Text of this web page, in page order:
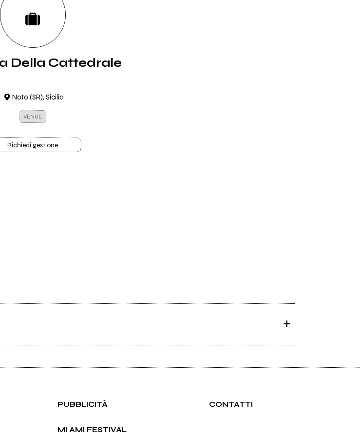
Della Cattedrale
Noto (SR), Sicilia
VENUE
Richiedi gestione
PUBBLICITÀ CONTATTI
MI AMI FESTIVAL